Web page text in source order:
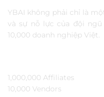
YBAI không phải chỉ là
và sự nỗ lực của đội ngũ
10,000 doanh nghiệp Việt.
1,000,000 Affiliates​
10,000 Vendors​